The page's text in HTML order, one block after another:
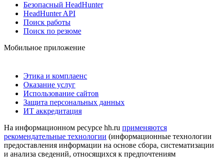
Безопасный HeadHunter
HeadHunter API
Поиск работы
Поиск по резюме
Мобильное приложение
Этика и комплаенс
Оказание услуг
Использование сайтов
Защита персональных данных
ИТ аккредитация
На информационном ресурсе hh.ru применяются
рекомендательные технологии (информационные технологии
предоставления информации на основе сбора, систематизации
и анализа сведений, относящихся к предпочтениям